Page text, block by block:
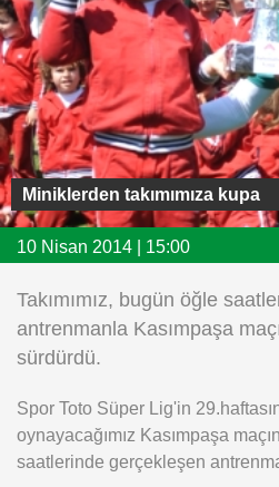
Voleybol
Puan Durumu
Fikstür
Facebook
Twitter
Instagram
Android
iOS
Miniklerden takımımıza kupa
10 Nisan 2014 | 15:00
Takımımız, bugün öğle
antrenmanla Kasımpaşa maçı
sürdürdü.
Spor Toto Süper Lig'in
oynayacağımız Kasımpaşa
saatlerinde gerçekleşen